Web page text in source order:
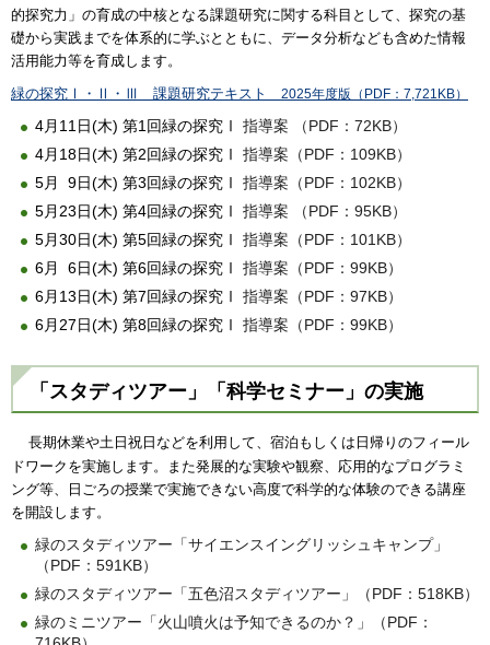
的探究力」の育成の中核となる課題研究に関する科目として、探究の基
礎から実践までを体系的に学ぶとともに、データ分析なども含めた情報
活用能力等を育成します。
緑の探究Ⅰ・Ⅱ・Ⅲ 課題研究テキスト 2025年度版（PDF：7,721KB）
4月11日(木) 第1回緑の探究Ⅰ 指導案 （PDF：72KB）
4月18日(木) 第2回緑の探究Ⅰ 指導案（PDF：109KB）
5月 9日(木) 第3回緑の探究Ⅰ 指導案（PDF：102KB）
5月23日(木) 第4回緑の探究Ⅰ 指導案 （PDF：95KB）
5月30日(木) 第5回緑の探究Ⅰ 指導案（PDF：101KB）
6月 6日(木) 第6回緑の探究Ⅰ 指導案（PDF：99KB）
6月13日(木) 第7回緑の探究Ⅰ 指導案（PDF：97KB）
6月27日(木) 第8回緑の探究Ⅰ 指導案（PDF：99KB）
「スタディツアー」「科学セミナー」の実施
長期休業や土日祝日などを利用して、宿泊もしくは日帰りのフィール
ドワークを実施します。また発展的な実験や観察、応用的なプログラミ
ング等、日ごろの授業で実施できない高度で科学的な体験のできる講座
を開設します。
緑のスタディツアー「サイエンスイングリッシュキャンプ」
（PDF：591KB）
緑のスタディツアー「五色沼スタディツアー」（PDF：518KB）
緑のミニツアー「火山噴火は予知できるのか？」（PDF：